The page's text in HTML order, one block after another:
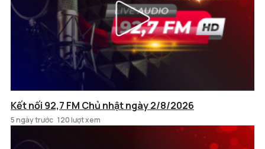
Kết nối 92,7 FM Chủ nhật ngày 2/8/2026
5 ngày trước 120 lượt xem